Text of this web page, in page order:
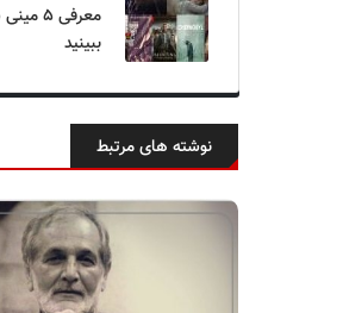
معرفی
ببینید
نوشته های مرتبط